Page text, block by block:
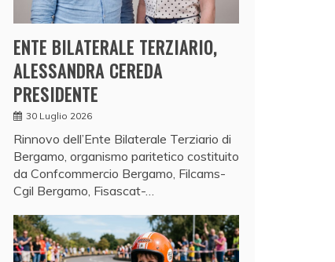
ENTE BILATERALE TERZIARIO,
ALESSANDRA CEREDA
PRESIDENTE
30 Luglio 2026
Rinnovo dell’Ente Bilaterale Terziario di
Bergamo, organismo paritetico costituito
da Confcommercio Bergamo, Filcams-
Cgil Bergamo, Fisascat-…